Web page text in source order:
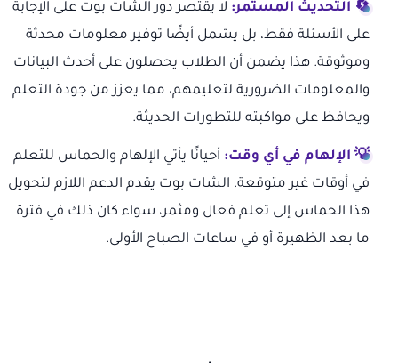
🔄 التحديث المستمر: لا يقتصر دور الشات بوت على الإجابة
على الأسئلة فقط، بل يشمل أيضًا توفير معلومات محدثة
وموثوقة. هذا يضمن أن الطلاب يحصلون على أحدث البيانات
والمعلومات الضرورية لتعليمهم، مما يعزز من جودة التعلم
ويحافظ على مواكبته للتطورات الحديثة.
💡 الإلهام في أي وقت: أحيانًا يأتي الإلهام والحماس للتعلم
في أوقات غير متوقعة. الشات بوت يقدم الدعم اللازم لتحويل
هذا الحماس إلى تعلم فعال ومثمر، سواء كان ذلك في فترة
ما بعد الظهيرة أو في ساعات الصباح الأولى.